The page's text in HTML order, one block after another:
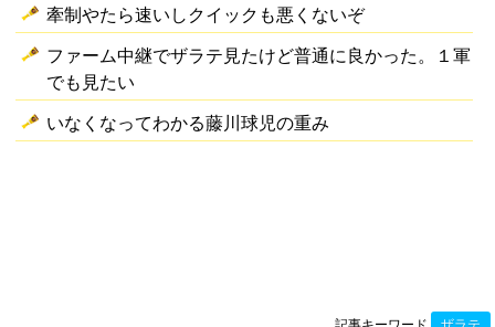
牽制やたら速いしクイックも悪くないぞ
ファーム中継でザラテ見たけど普通に良かった。１軍
でも見たい
いなくなってわかる藤川球児の重み